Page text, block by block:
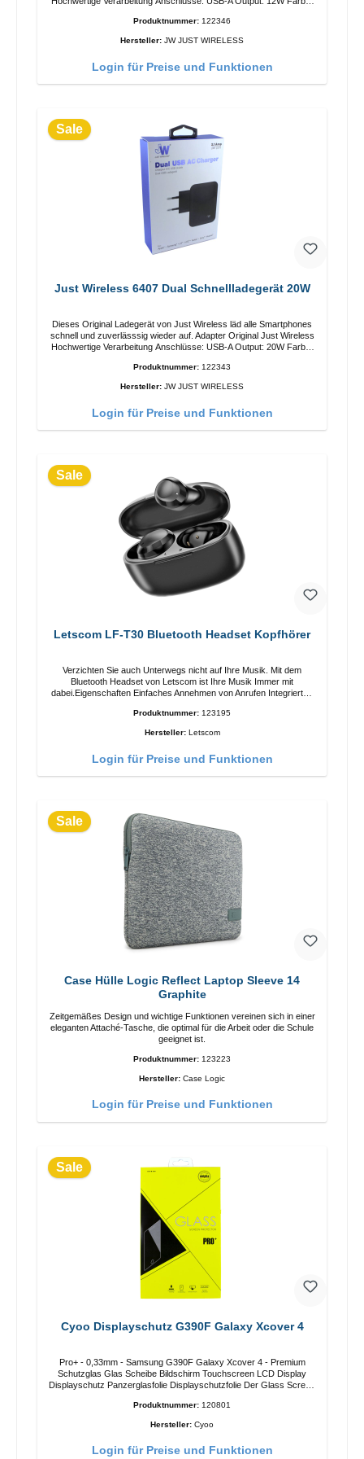
Produktnummer: 122346
Hersteller: JW JUST WIRELESS
Login für Preise und Funktionen
Sale
Just Wireless 6407 Dual Schnellladegerät 20W
Dieses Original Ladegerät von Just Wireless läd alle Smartphones
schnell und zuverlässsig wieder auf. Adapter Original Just Wireless
Hochwertige Verarbeitung Anschlüsse: USB-A Output: 20W Farbe:
Produktnummer: 122343
Hersteller: JW JUST WIRELESS
Login für Preise und Funktionen
Sale
Letscom LF-T30 Bluetooth Headset Kopfhörer
Verzichten Sie auch Unterwegs nicht auf Ihre Musik. Mit dem
Bluetooth Headset von Letscom ist Ihre Musik Immer mit
dabei.Eigenschaften Einfaches Annehmen von Anrufen Integriertes
Schwarz Technische Daten Bluetooth: 5.0 Reichweite: 10m
Produktnummer: 123195
Hersteller: Letscom
Login für Preise und Funktionen
Sale
Case Hülle Logic Reflect Laptop Sleeve 14
Graphite
Zeitgemäßes Design und wichtige Funktionen vereinen sich in einer
eleganten Attaché-Tasche, die optimal für die Arbeit oder die Schule
geeignet ist.
Produktnummer: 123223
Hersteller: Case Logic
Login für Preise und Funktionen
Sale
Cyoo Displayschutz G390F Galaxy Xcover 4
Pro+ - 0,33mm - Samsung G390F Galaxy Xcover 4 - Premium
Schutzglas Glas Scheibe Bildschirm Touchscreen LCD Display
Displayschutz Panzerglasfolie Displayschutzfolie Der Glass Screen
Produkteigenschaften. Dieses Displayschutz Glas besteht aus 4
BeschichtungGehärtetes Glas MaterialNano-
SchockHD TransparenzEchtglasAnti-FingerabdruckGarantiert
Produktnummer: 120801
Hersteller: Cyoo
Login für Preise und Funktionen